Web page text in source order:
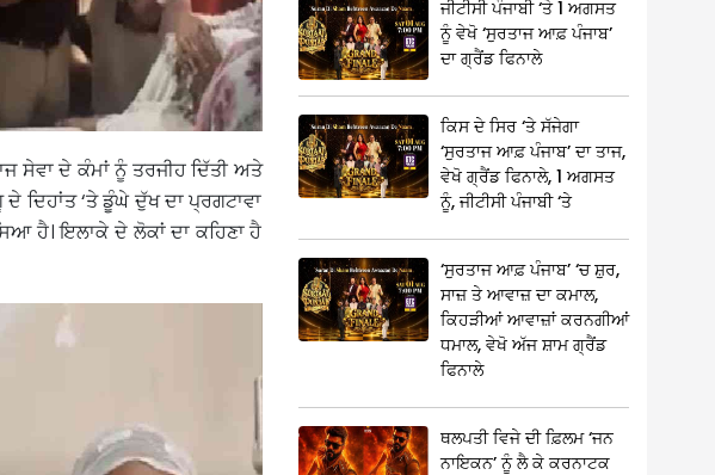
ਸੇਵਾ ਦੇ ਕੰਮਾਂ ਨੂੰ ਤਰਜੀਹ ਦਿੱਤੀ ਅਤੇ
ਦਿਹਾਂਤ ‘ਤੇ ਡੂੰਘੇ ਦੁੱਖ ਦਾ ਪ੍ਰਗਟਾਵਾ
ਹੈ। ਇਲਾਕੇ ਦੇ ਲੋਕਾਂ ਦਾ ਕਹਿਣਾ ਹੈ
ਜੀਟੀਸੀ ਪੰਜਾਬੀ ‘ਤੇ 1 ਅਗਸਤ
ਨੂੰ ਵੇਖੋ ‘ਸੁਰਤਾਜ ਆਫ਼ ਪੰਜਾਬ’
ਦਾ ਗ੍ਰੈਂਡ ਫਿਨਾਲੇ
ਕਿਸ ਦੇ ਸਿਰ ‘ਤੇ ਸੱਜੇਗਾ
‘ਸੁਰਤਾਜ ਆਫ਼ ਪੰਜਾਬ’ ਦਾ ਤਾਜ,
ਵੇਖੋ ਗ੍ਰੈਂਡ ਫਿਨਾਲੇ, 1 ਅਗਸਤ
ਨੂੰ, ਜੀਟੀਸੀ ਪੰਜਾਬੀ ‘ਤੇ
‘ਸੁਰਤਾਜ ਆਫ਼ ਪੰਜਾਬ’ ‘ਚ ਸ਼ੁਰ,
ਸਾਜ਼ ਤੇ ਆਵਾਜ਼ ਦਾ ਕਮਾਲ,
ਕਿਹੜੀਆਂ ਆਵਾਜ਼ਾਂ ਕਰਨਗੀਆਂ
ਧਮਾਲ, ਵੇਖੋ ਅੱਜ ਸ਼ਾਮ ਗ੍ਰੈਂਡ
ਫਿਨਾਲੇ
ਥਲਪਤੀ ਵਿਜੇ ਦੀ ਫ਼ਿਲਮ ‘ਜਨ
ਨਾਇਕਨ’ ਨੂੰ ਲੈ ਕੇ ਕਰਨਾਟਕ